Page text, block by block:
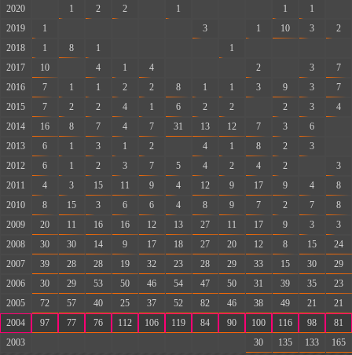
2020
1 2 2 1 1 1
2019
1 3 1 10 3
2
2018
1 8 1 1
2017
10 4 1 4 2 3
7
2016
7 1 1 2 2 8 1 1 3 9 3
7
2015
7 2 2 4 1 6 2 2 2 3
4
2014
16 8 7 4 7 31 13 12 7 3 6
2013
6 1 3 1 2 4 1 8 2 3
2012
6 1 2 3 7 5 4 2 4 2
3
2011
4 3 15 11 9 4 12 9 17 9 4
8
2010
8 15 3 6 6 4 8 9 7 2 7
8
2009
20 11 16 16 12 13 27 11 17 9 3
3
2008
30 30 14 9 17 18 27 20 12 8 15
24
2007
39 28 28 19 32 23 28 29 33 15 30
29
2006
30 29 53 50 46 54 47 50 31 39 35
23
2005
72 57 40 25 37 52 82 46 38 49 21
21
2004
97 77 76 112 106 119 84 90 100 116 98
81
2003
30 135 133 165